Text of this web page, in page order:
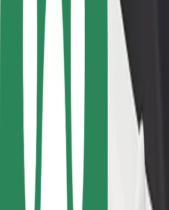
Súgó
Utasoknak
Sofőröknek
Ételfutároknak
Bolt Food
Flottapartnereknek
Éttermeknek
Bolt for Business
Egyéb